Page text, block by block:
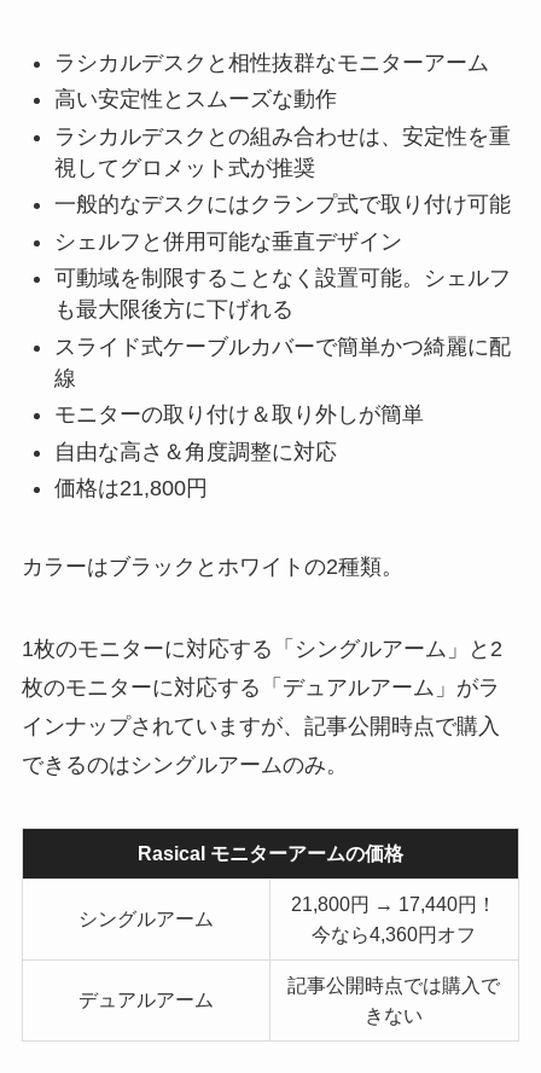
ラシカルデスクと相性抜群なモニターアーム
高い安定性とスムーズな動作
ラシカルデスクとの組み合わせは、安定性を重
視してグロメット式が推奨
一般的なデスクにはクランプ式で取り付け可能
シェルフと併用可能な垂直デザイン
可動域を制限することなく設置可能。シェルフ
も最大限後方に下げれる
スライド式ケーブルカバーで簡単かつ綺麗に配
線
モニターの取り付け＆取り外しが簡単
自由な高さ＆角度調整に対応
価格は21,800円
カラーはブラックとホワイトの2種類。
1枚のモニターに対応する「シングルアーム」と2
枚のモニターに対応する「デュアルアーム」がラ
インナップされていますが、記事公開時点で購入
できるのはシングルアームのみ。
Rasical モニターアームの価格
シングルアーム
21,800円 → 17,440円！
今なら4,360円オフ
デュアルアーム
記事公開時点では購入で
きない